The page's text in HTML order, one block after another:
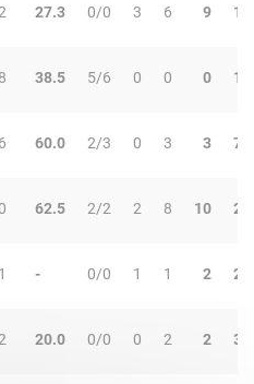
27.3 0/0 3 6 9 1
38.5 5/6 0 0 0 1
60.0 2/3 0 3 3 7
62.5 2/2 2 8 10 2
- 0/0 1 1 2 2
20.0 0/0 0 2 2 3